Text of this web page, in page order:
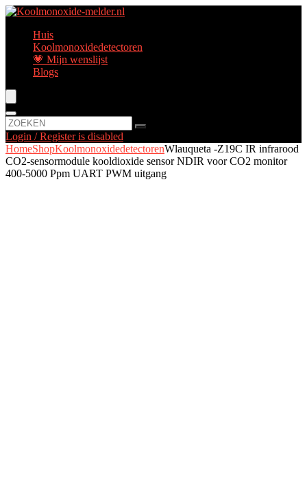
Huis
Koolmonoxidedetectoren
💗 Mijn wenslijst
Blogs
Login / Register is disabled
HomeShopKoolmonoxidedetectorenWlauqueta -Z19C IR infrarood
CO2-sensormodule kooldioxide sensor NDIR voor CO2 monitor
400-5000 Ppm UART PWM uitgang